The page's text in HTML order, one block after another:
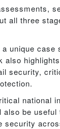
all three
unique case
security,
national
be useful
security